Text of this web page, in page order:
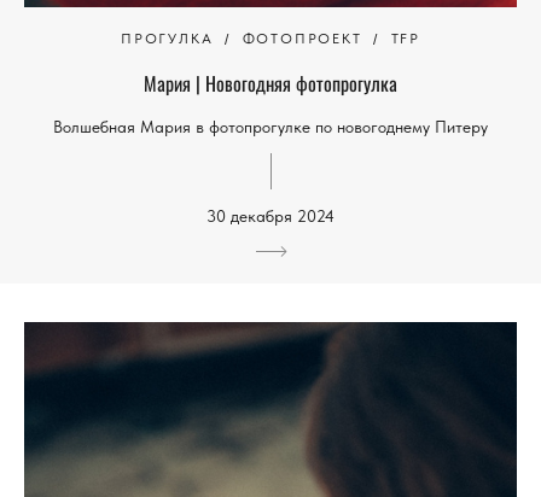
ПРОГУЛКА ФОТОПРОЕКТ TFP
Мария | Новогодняя фотопрогулка
Волшебная Мария в фотопрогулке по новогоднему Питеру
30 декабря 2024